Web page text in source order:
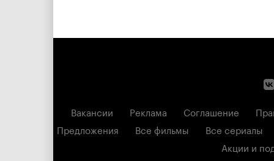
Вакансии Реклама Соглашение
Предложения
Все фильмы
Все сериалы
Акции и